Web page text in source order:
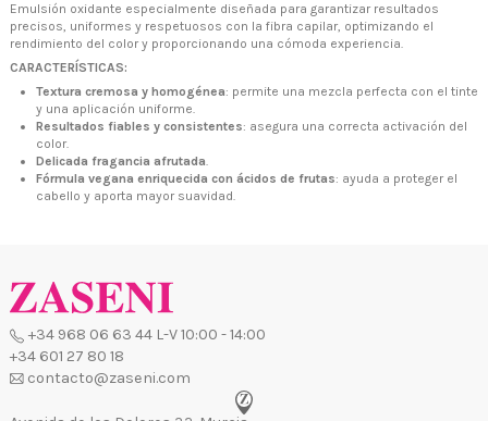
Emulsión oxidante especialmente diseñada para garantizar resultados
precisos, uniformes y respetuosos con la fibra capilar, optimizando el
rendimiento del color y proporcionando una cómoda experiencia.
CARACTERÍSTICAS:
Textura cremosa y homogénea: permite una mezcla perfecta con el tinte
y una aplicación uniforme.
Resultados fiables y consistentes: asegura una correcta activación del
color.
Delicada fragancia afrutada.
Fórmula vegana enriquecida con ácidos de frutas: ayuda a proteger el
cabello y aporta mayor suavidad.
+34 968 06 63 44L-V 10:00 - 14:00
+34 601 27 80 18
contacto@zaseni.com
Avenida de los Dolores 32, Murcia